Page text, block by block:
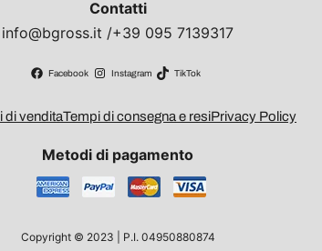
Contatti
info@bgross.it /+39 095 7139317
Facebook Instagram TikTok
di venditaTempi di consegna e resiPrivacy Policy
Metodi di pagamento
Copyright © 2023 | P.I. 04950880874